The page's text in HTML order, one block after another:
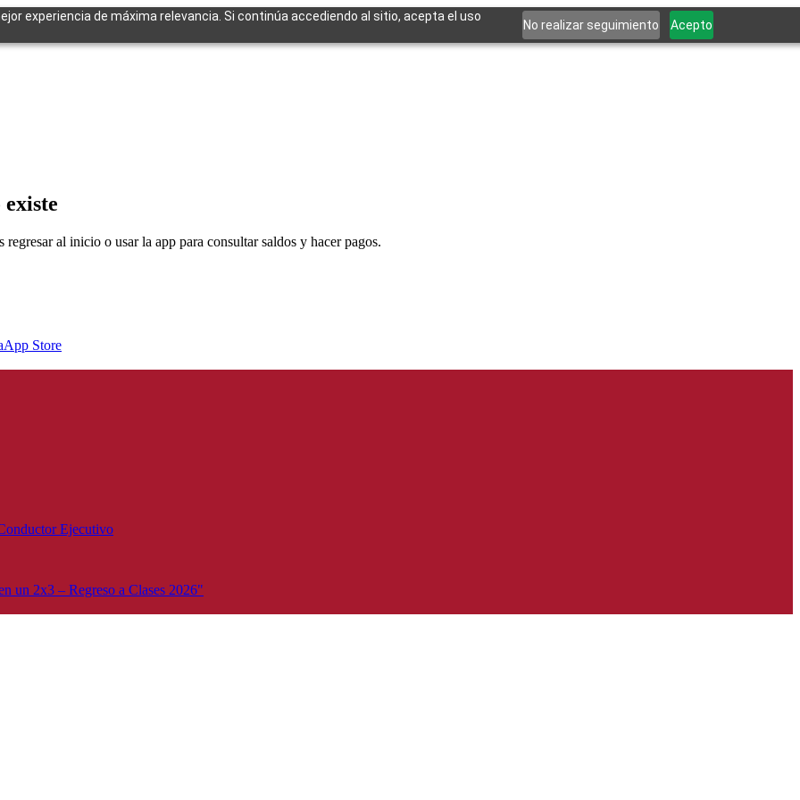
experiencia de máxima relevancia. Si continúa accediendo al sitio, acepta el uso
No realizar seguimiento Acepto
al inicio o usar la app para consultar saldos y hacer pagos.
App Store
Ejecutivo
un 2x3 – Regreso a Clases 2026"